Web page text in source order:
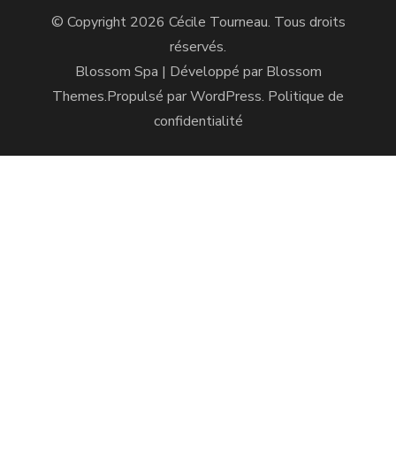
© Copyright 2026 Cécile Tourneau. Tous droits
réservés.
Blossom Spa | Développé par Blossom
Themes.Propulsé parWordPress. Politique de
confidentialité